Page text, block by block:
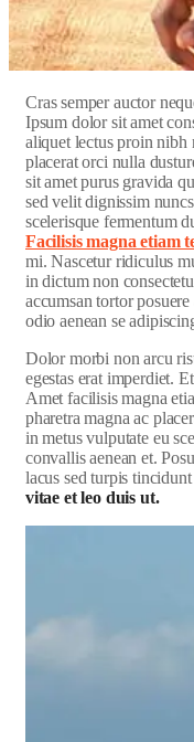
Cras semper auctor
Ipsum dolor sit amet
aliquet lectus proin
placerat orci nulla
sit amet purus gravida
sed velit dignissim
scelerisque fermentum
Facilisis magna etiam
mi. Nascetur ridiculus
in dictum non
accumsan tortor
odio aenean se
Dolor morbi non arcu
egestas erat imperdiet.
Amet facilisis magna
pharetra magna ac
in metus vulputate eu
convallis aenean et.
lacus sed turpis
vitae et leo duis ut.